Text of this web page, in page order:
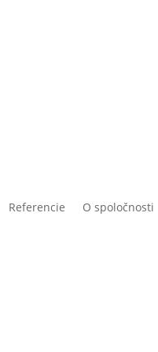
Referencie O spoločnosti